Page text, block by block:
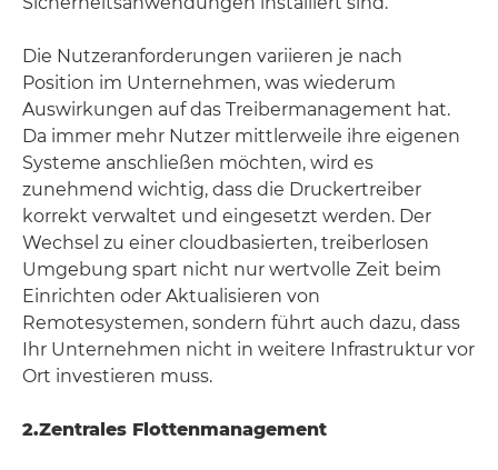
Die Nutzeranforderungen variieren je nach
Position im Unternehmen, was wiederum
Auswirkungen auf das Treibermanagement hat.
Da immer mehr Nutzer mittlerweile ihre eigenen
Systeme anschließen möchten, wird es
zunehmend wichtig, dass die Druckertreiber
korrekt verwaltet und eingesetzt werden. Der
Wechsel zu einer cloudbasierten, treiberlosen
Umgebung spart nicht nur wertvolle Zeit beim
Einrichten oder Aktualisieren von
Remotesystemen, sondern führt auch dazu, dass
Ihr Unternehmen nicht in weitere Infrastruktur vor
Ort investieren muss.
2.Zentrales Flottenmanagement